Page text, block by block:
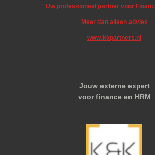
Uw professioneel partner voor
Meer dan alleen advies
www.kkpartners.nl
Jouw externe expert
voor finance en HRM